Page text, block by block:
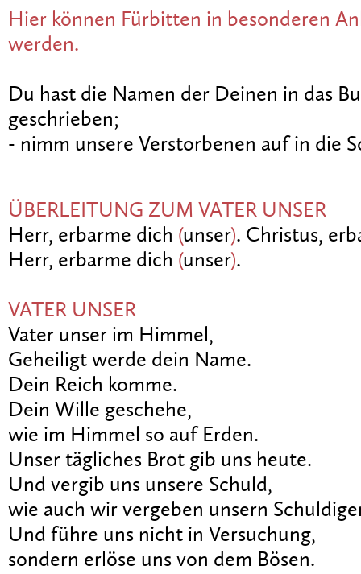
Hier können Fürbitten in besonderen
werden.
Du hast die Namen der Deinen in das
geschrieben;
- nimm unsere Verstorbenen auf in die
ÜBERLEITUNG ZUM VATER UNSER
Herr, erbarme dich (unser). Christus,
Herr, erbarme dich (unser).
VATER UNSER
Vater unser im Himmel,
Geheiligt werde dein Name.
Dein Reich komme.
Dein Wille geschehe,
wie im Himmel so auf Erden.
Unser tägliches Brot gib uns heute.
Und vergib uns unsere Schuld,
wie auch wir vergeben unsern
Und führe uns nicht in Versuchung,
sondern erlöse uns von dem Bösen.